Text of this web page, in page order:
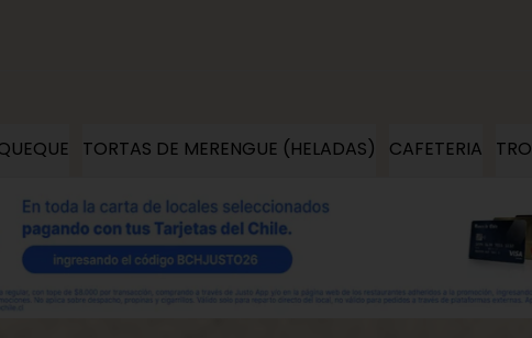
TORTAS DE MERENGUE (HELADAS) CAFETERIA